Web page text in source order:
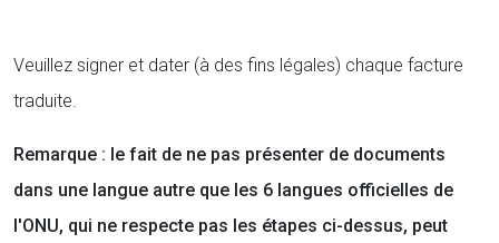
Veuillez signer et dater (à des fins légales) chaque facture
traduite.
Remarque : le fait de ne pas présenter de documents
dans une langue autre que les 6 langues officielles de
l'ONU, qui ne respecte pas les étapes ci-dessus, peut